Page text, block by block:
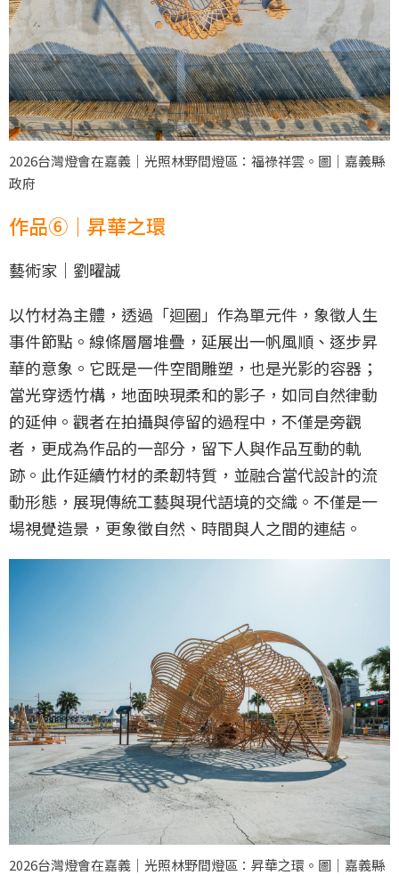
2026台灣燈會在嘉義｜光照林野間燈區：福祿祥雲。圖｜嘉義縣
政府
作品⑥｜昇華之環
藝術家｜劉曜誠
以竹材為主體，透過「迴圈」作為單元件，象徵人生
事件節點。線條層層堆疊，延展出一帆風順、逐步昇
華的意象。它既是一件空間雕塑，也是光影的容器；
當光穿透竹構，地面映現柔和的影子，如同自然律動
的延伸。觀者在拍攝與停留的過程中，不僅是旁觀
者，更成為作品的一部分，留下人與作品互動的軌
跡。此作延續竹材的柔韌特質，並融合當代設計的流
動形態，展現傳統工藝與現代語境的交織。不僅是一
場視覺造景，更象徵自然、時間與人之間的連結。
2026台灣燈會在嘉義｜光照林野間燈區：昇華之環。圖｜嘉義縣